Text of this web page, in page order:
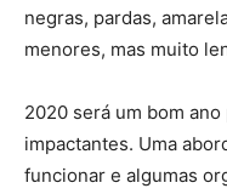
negras, pardas,
menores, mas muito
2020 será um bom
impactantes. Uma
funcionar e algumas